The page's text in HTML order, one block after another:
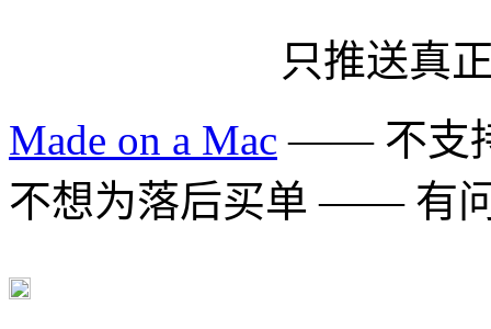
只推送真
Made on a Mac —— 不支
不想为落后买单 —— 有